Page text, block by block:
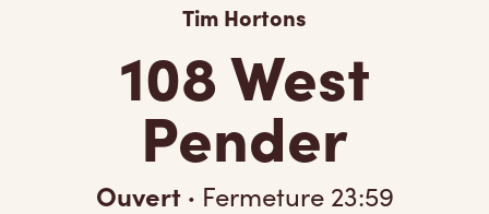
Tim Hortons
108 West
Pender
Ouvert · Fermeture 23:59